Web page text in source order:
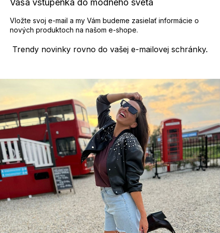
Trendy novinky rovno do vašej e-mailovej schránky.
Vaša vstupenka do módneho sveta
Vložte svoj e-mail a my Vám budeme zasielať informácie o
nových produktoch na našom e-shope.